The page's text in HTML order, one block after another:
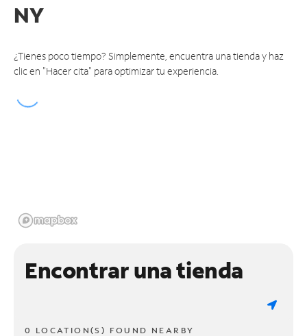
NY
¿Tienes poco tiempo? Simplemente, encuentra una tienda y haz
clic en "Hacer cita" para optimizar tu experiencia.
Encontrar una tienda
0 LOCATION(S) FOUND NEARBY